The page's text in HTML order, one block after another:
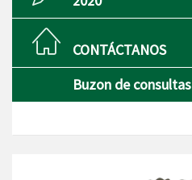
CONTÁCTANOS
Buzon de consultas